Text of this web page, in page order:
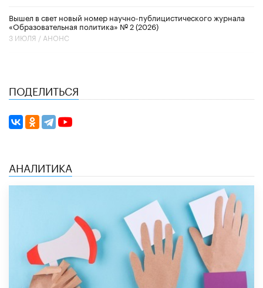
Вышел в свет новый номер научно-публицистического журнала
«Образовательная политика» № 2 (2026)
3 ИЮЛЯ / АНОНС
ПОДЕЛИТЬСЯ
АНАЛИТИКА